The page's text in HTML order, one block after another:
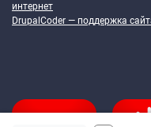
интернет
DrupalCoder — поддержка